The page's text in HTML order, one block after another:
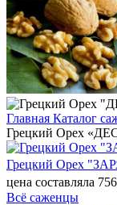
Главная Каталог
Грецкий Орех
Грецкий Орех
цена составляла
Всё саженцы